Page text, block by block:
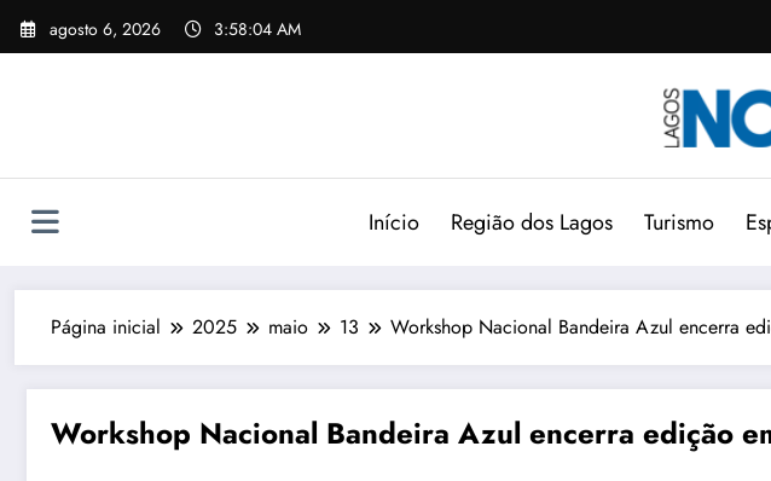
agosto 6, 2026 3:58:05 AM
Início Região dos Lagos Turismo
Página inicial 2025 maio 13 Workshop Nacional Bandeira Azul encerra
Workshop Nacional Bandeira Azul encerra edição